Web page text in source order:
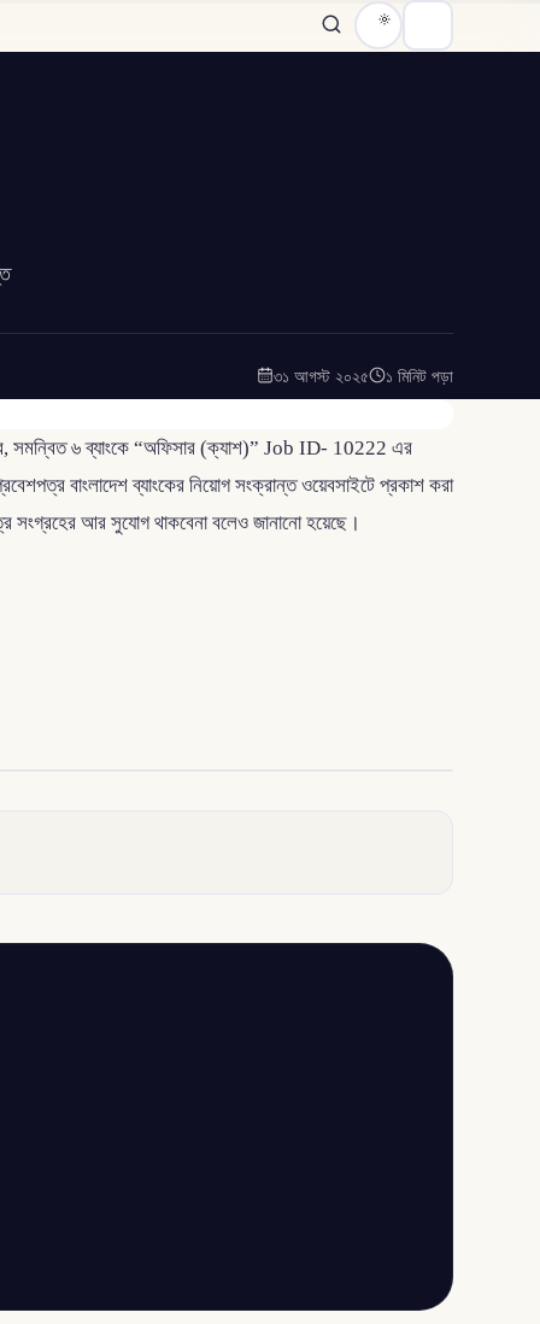
৩১ আগস্ট ২০২৫ ১ মিনিট পড়া
সমন্বিত ৬ ব্যাংকে “অফিসার (ক্যাশ)” Job ID- 10222 এর
বাংলাদেশ ব্যাংকের নিয়োগ সংক্রান্ত ওয়েবসাইটে প্রকাশ করা
সংগ্রহের আর সুযোগ থাকবেনা বলেও জানানো হয়েছে।